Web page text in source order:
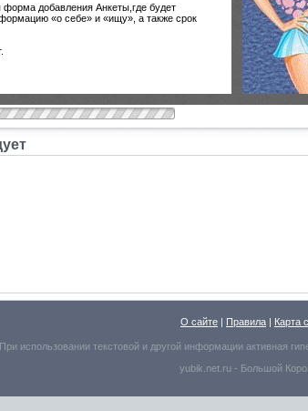
форма добавления Анкеты,где будет
«о себе» и «ищу», а также срок
О сайте | Правила | Карта
При использовании текстовой и другой информации активная
yubik.net.ru - Большой